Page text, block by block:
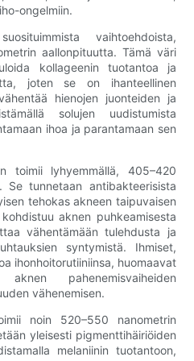
ongelmiin.
vaihtoehdoista,
aallonpituutta. Tämä väri
kollageenin tuotantoa ja
joten se on ihanteellinen
hienojen juonteiden ja
solujen uudistumista
ihoa ja parantamaan sen
​​toimii lyhyemmällä, 405–420
Se tunnetaan antibakteerisista
tehokas akneen taipuvaisen
aknen puhkeamisesta
vähentämään tulehdusta ja
syntymistä. Ihmiset,
ihonhoitorutiiniinsa, huomaavat
pahenemisvaiheiden
vähenemisen.
noin 520–550 nanometrin
yleisesti pigmenttihäiriöiden
melaniinin tuotantoon,